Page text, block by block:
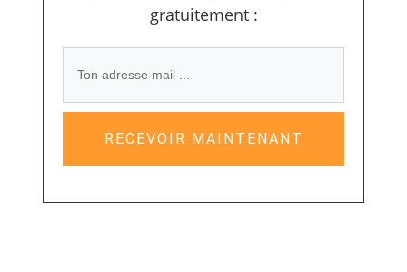
gratuitement :
RECEVOIR MAINTENANT